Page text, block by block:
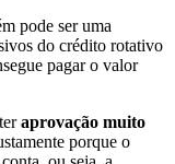
pode ser uma
do crédito rotativo
pagar o valor
aprovação muito
porque o